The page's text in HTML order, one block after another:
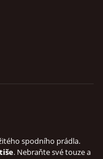
spodního prádla.
. Nebraňte své touze a